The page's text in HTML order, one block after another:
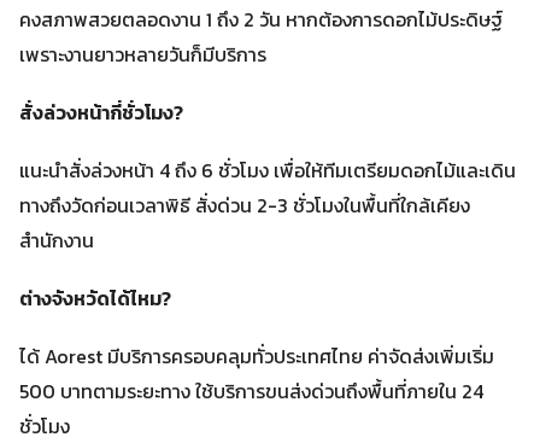
คงสภาพสวยตลอดงาน 1 ถึง 2 วัน หากต้องการดอกไม้ประดิษฐ์
เพราะงานยาวหลายวันก็มีบริการ
สั่งล่วงหน้ากี่ชั่วโมง?
แนะนำสั่งล่วงหน้า 4 ถึง 6 ชั่วโมง เพื่อให้ทีมเตรียมดอกไม้และเดิน
ทางถึงวัดก่อนเวลาพิธี สั่งด่วน 2-3 ชั่วโมงในพื้นที่ใกล้เคียง
สำนักงาน
ต่างจังหวัดได้ไหม?
ได้ Aorest มีบริการครอบคลุมทั่วประเทศไทย ค่าจัดส่งเพิ่มเริ่ม
500 บาทตามระยะทาง ใช้บริการขนส่งด่วนถึงพื้นที่ภายใน 24
ชั่วโมง